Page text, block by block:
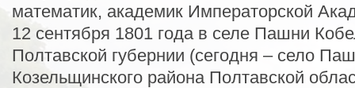
математик, академик Императорской
12 сентября 1801 года в селе Пашни
Полтавской губернии (сегодня – село
Козельщинского района Полтавской